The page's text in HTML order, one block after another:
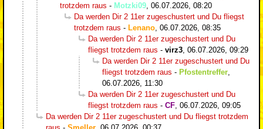
trotzdem raus - Motzki09 06.07.2026, 08:20
Da werden Dir 2 11er zugeschustert und Du fliegst
trotzdem raus - Lenano 06.07.2026, 08:35
Da werden Dir 2 11er zugeschustert und Du
fliegst trotzdem raus - virz3 06.07.2026, 09:29
Da werden Dir 2 11er zugeschustert und Du
fliegst trotzdem raus - Pfostentreffer
06.07.2026, 11:30
Da werden Dir 2 11er zugeschustert und Du
fliegst trotzdem raus - CF 06.07.2026, 09:05
Da werden Dir 2 11er zugeschustert und Du fliegst trotzdem